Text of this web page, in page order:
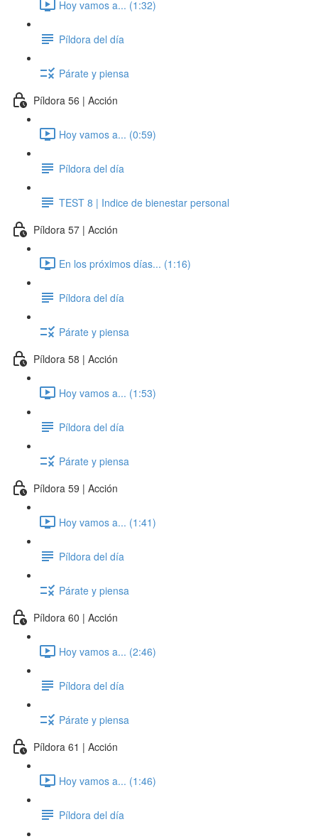
Hoy vamos a... (1:32)
Píldora del día
Párate y piensa
Píldora 56 | Acción
Hoy vamos a... (0:59)
Píldora del día
TEST 8 | Indice de bienestar personal
Píldora 57 | Acción
En los próximos días... (1:16)
Píldora del día
Párate y piensa
Píldora 58 | Acción
Hoy vamos a... (1:53)
Píldora del día
Párate y piensa
Píldora 59 | Acción
Hoy vamos a... (1:41)
Píldora del día
Párate y piensa
Píldora 60 | Acción
Hoy vamos a... (2:46)
Píldora del día
Párate y piensa
Píldora 61 | Acción
Hoy vamos a... (1:46)
Píldora del día